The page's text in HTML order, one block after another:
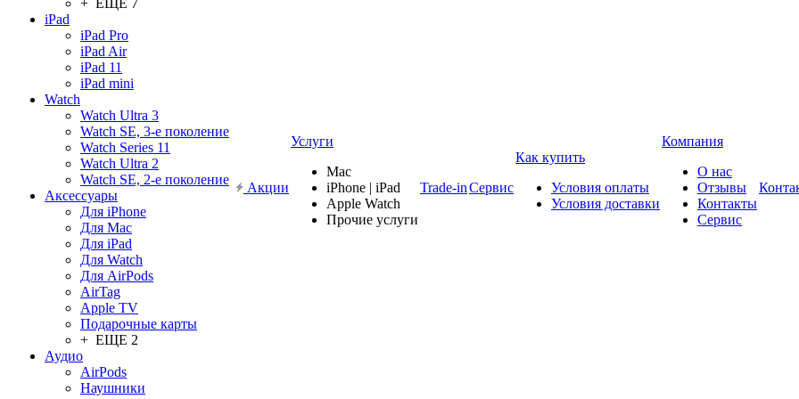
+ ЕЩЕ 7
iPad
iPad Pro
iPad Air
iPad 11
iPad mini
Watch
Watch Ultra 3
Watch SE, 3-е поколение
Watch Series 11
Watch Ultra 2
Watch SE, 2-е поколение
Аксессуары
Для iPhone
Для Mac
Для iPad
Для Watch
Для AirPods
AirTag
Apple TV
Подарочные карты
+ ЕЩЕ 2
Аудио
AirPods
Наушники
Акции
Услуги
Mac
iPhone | iPad
Apple Watch
Прочие услуги
Trade-inСервис
Как купить
Условия оплаты
Условия доставки
Компания
О нас
Отзывы
Контакты
Сервис